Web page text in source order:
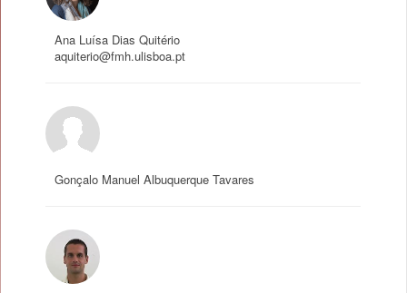
Ana Luísa Dias Quitério
aquiterio@fmh.ulisboa.pt
Gonçalo Manuel Albuquerque Tavares